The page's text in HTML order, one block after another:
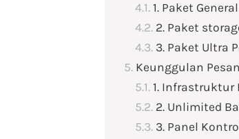
1. Paket
2. Paket
3. Paket Ultra
Keunggulan
1. Infrastruktur
2. Unlimited
3. Panel